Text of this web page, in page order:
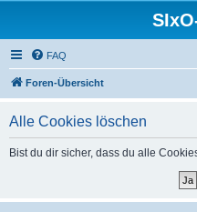
FAQ
Foren-Übersicht
Alle Cookies löschen
Bist du dir sicher, dass du alle